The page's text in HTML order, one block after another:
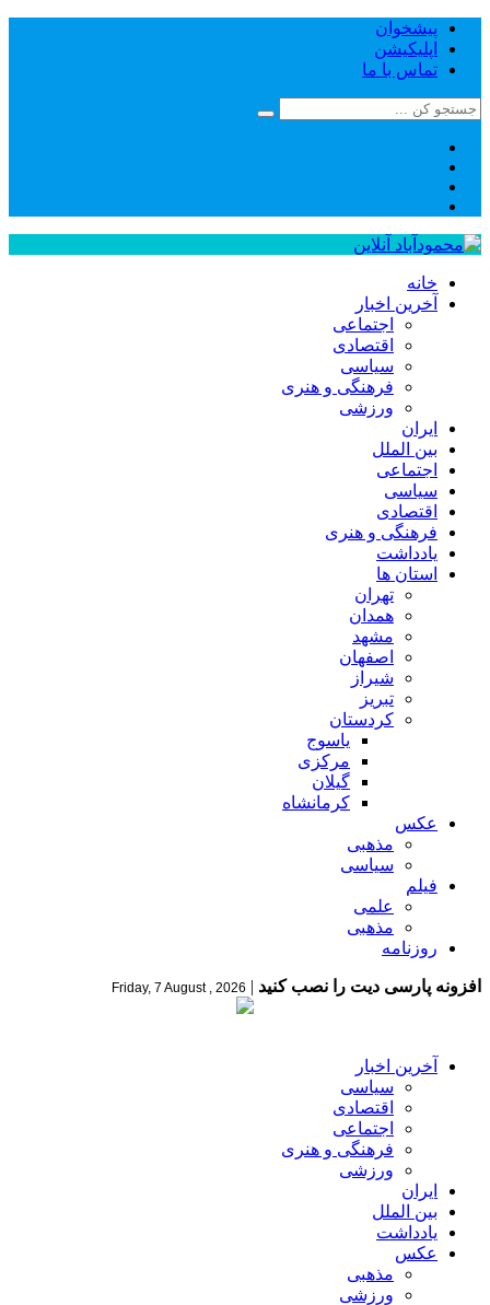
پیشخوان
اپلیکیشن
تماس با ما
خانه
آخرین اخبار
اجتماعی
اقتصادی
سیاسی
فرهنگی و هنری
ورزشی
ایران
بین الملل
اجتماعی
سیاسی
اقتصادی
فرهنگی و هنری
یادداشت
استان ها
تهران
همدان
مشهد
اصفهان
شیراز
تبریز
کردستان
یاسوج
مرکزی
گیلان
کرمانشاه
عکس
مذهبی
سیاسی
فیلم
علمی
مذهبی
روزنامه
افزونه پارسی دیت را نصب کنید |
Friday, 7 August , 2026
آخرین اخبار
سیاسی
اقتصادی
اجتماعی
فرهنگی و هنری
ورزشی
ایران
بین الملل
یادداشت
عکس
مذهبی
ورزشی